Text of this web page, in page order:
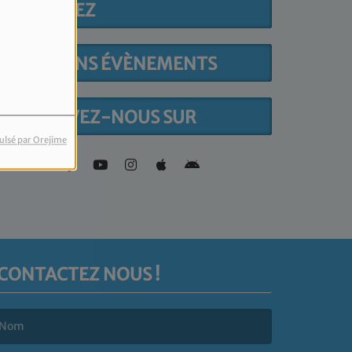
par Orejime
PARTICIPEZ
PROCHAINS ÉVÈNEMENTS
NOUS SUR
NOUS !